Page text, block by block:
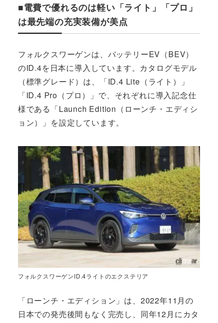
■電費で優れるのは軽い「ライト」「プロ」
は最先端の充実装備が美点
フォルクスワーゲンは、バッテリーEV（BEV）
のID.4を日本に導入しています。カタログモデル
（標準グレード）は、「ID.4 Lite（ライト）」
「ID.4 Pro（プロ）」で、それぞれに導入記念仕
様である「Launch Edition（ローンチ・エディシ
ョン）」を設定しています。
フォルクスワーゲンID.4ライトのエクステリア
「ローンチ・エディション」は、2022年11月の
日本での発売後間もなく完売し、同年12月にカタ